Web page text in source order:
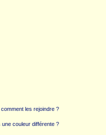
les rejoindre ?
couleur différente ?